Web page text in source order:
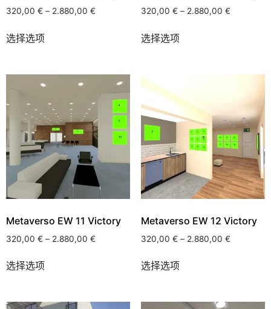
320,00 € – 2.880,00 €
选择选项
320,00 € – 2.880,00 €
选择选项
Metaverso EW 11 Victory
320,00 € – 2.880,00 €
选择选项
Metaverso EW 12 Victory
320,00 € – 2.880,00 €
选择选项